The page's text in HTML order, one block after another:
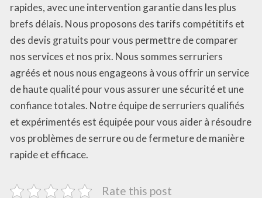
rapides, avec une intervention garantie dans les plus
brefs délais. Nous proposons des tarifs compétitifs et
des devis gratuits pour vous permettre de comparer
nos services et nos prix. Nous sommes serruriers
agréés et nous nous engageons à vous offrir un service
de haute qualité pour vous assurer une sécurité et une
confiance totales. Notre équipe de serruriers qualifiés
et expérimentés est équipée pour vous aider à résoudre
vos problèmes de serrure ou de fermeture de manière
rapide et efficace.
Rate this post